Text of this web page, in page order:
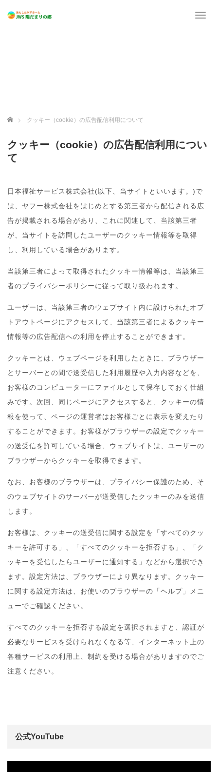
T
ホーム クッキー（cookie）の広告配信利用について
クッキー（cookie）の広告配信利用につい
て
日本福祉サービス株式会社(以下、当サイトといいます。)で
は、ヤフー株式会社をはじめとする第三者から配信される広
告が掲載される場合があり、これに関連して、当該第三者
が、当サイトを訪問したユーザーのクッキー情報等を取得
し、利用している場合があります。
当該第三者によって取得されたクッキー情報等は、当該第三
者のプライバシーポリシーに従って取り扱われます。
ユーザーは、当該第三者のウェブサイト内に設けられたオプ
トアウトページにアクセスして、当該第三者によるクッキー
情報等の広告配信への利用を停止することができます。
クッキーとは、ウェブページを利用したときに、ブラウザー
とサーバーとの間で送受信した利用履歴や入力内容などを、
お客様のコンピューターにファイルとして保存しておく仕組
みです。次回、同じページにアクセスすると、クッキーの情
報を使って、ページの運営者はお客様ごとに表示を変えたり
することができます。お客様がブラウザーの設定でクッキー
の送受信を許可している場合、ウェブサイトは、ユーザーの
ブラウザーからクッキーを取得できます。
なお、お客様のブラウザーは、プライバシー保護のため、そ
のウェブサイトのサーバーが送受信したクッキーのみを送信
します。
お客様は、クッキーの送受信に関する設定を「すべてのクッ
キーを許可する」、「すべてのクッキーを拒否する」、「ク
ッキーを受信したらユーザーに通知する」などから選択でき
ます。設定方法は、ブラウザーにより異なります。クッキー
に関する設定方法は、お使いのブラウザーの「ヘルプ」メニ
ューでご確認ください。
すべてのクッキーを拒否する設定を選択されますと、認証が
必要なサービスを受けられなくなる等、インターネット上の
各種サービスの利用上、制約を受ける場合がありますのでご
注意ください。
公式YouTube